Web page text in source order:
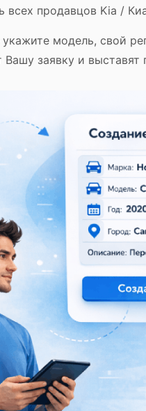
всех продавцов Kia /
модель, свой
Вашу заявку и выставят